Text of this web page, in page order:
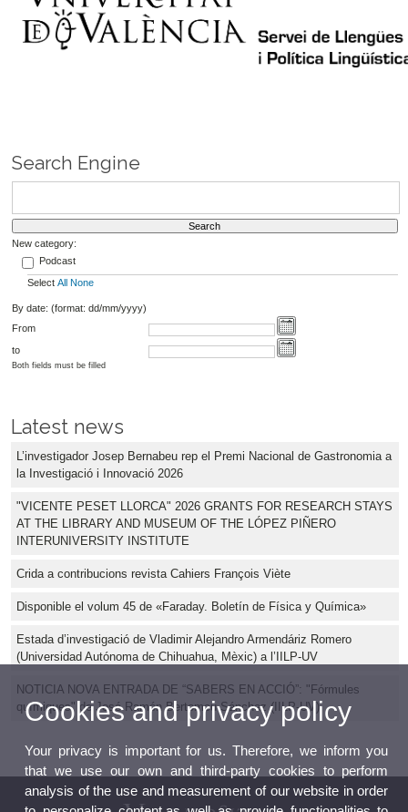
Search Engine
New category:
Podcast
Select All None
By date: (format: dd/mm/yyyy)
From
to
Both fields must be filled
Latest news
L’investigador Josep Bernabeu rep el Premi Nacional de Gastronomia a
la Investigació i Innovació 2026
"VICENTE PESET LLORCA" 2026 GRANTS FOR RESEARCH STAYS
AT THE LIBRARY AND MUSEUM OF THE LÓPEZ PIÑERO
INTERUNIVERSITY INSTITUTE
Crida a contribucions revista Cahiers François Viète
Disponible el volum 45 de «Faraday. Boletín de Física y Química»
Estada d’investigació de Vladimir Alejandro Armendáriz Romero
(Universidad Autónoma de Chihuahua, Mèxic) a l’IILP-UV
NOTICIA NOVA ENTRADA DE “SABERS EN ACCIÓ”: "Fórmules
químiques" de José Ramón Bertomeu Sánchez (IILP-UV)
Cookies and privacy policy
Your privacy is important for us. Therefore, we inform you
that we use our own and third-party cookies to perform
analysis of the use and measurement of our website in order